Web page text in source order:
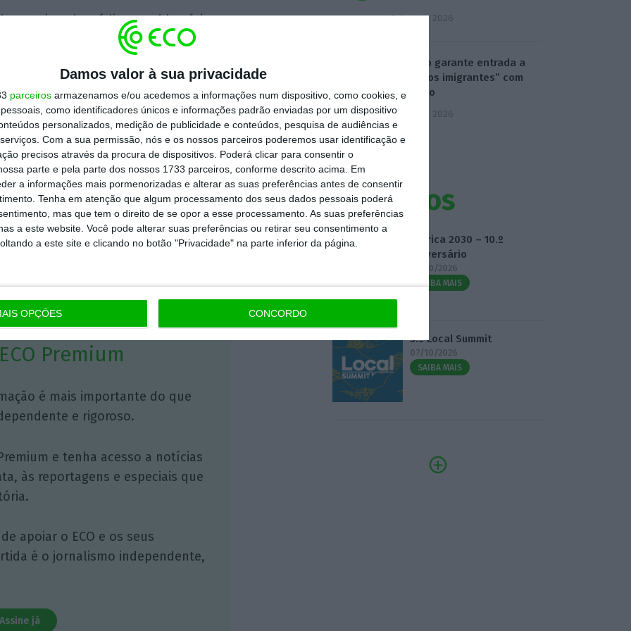
Damos valor à sua privacidade
parceiros armazenamos e/ou acedemos a informações num dispositivo, como cookies, e
como identificadores únicos e informações padrão enviadas por um dispositivo
personalizados, medição de publicidade e conteúdos, pesquisa de audiências e
Com a sua permissão, nós e os nossos parceiros poderemos usar identificação e
precisos através da procura de dispositivos. Poderá clicar para consentir o
parte e pela parte dos nossos 1733 parceiros, conforme descrito acima. Em
a informações mais pormenorizadas e alterar as suas preferências antes de consentir
Tenha em atenção que algum processamento dos seus dados pessoais poderá
mas que tem o direito de se opor a esse processamento. As suas preferências
a este website. Você pode alterar suas preferências ou retirar seu consentimento a
a este site e clicando no botão "Privacidade" na parte inferior da página.
OPÇÕES CONCORDO
carteiras de créditos problemáticos nos
processos de venda de carteiras em
sobretudo no mercado de crédito às
pretende aumentar a carteira de
ano.
pelos americanos da Lone Star e 25%
“Novo Banco” e passou a assumir-se
marcar o novo capítulo da sua vida.
Premium
é mais importante do que
e rigoroso.
e tenha acesso a notícias
às reportagens e especiais que
apoiar o ECO e os seus
é o jornalismo independente,
Assine já
5 Agosto 2026
Ministro garante entrada a
“todos os imigrantes” com
emprego
5 Agosto 2026
Eventos
Fábrica 2030 – 10.º
Aniversário
14/10/2026
SAIBA MAIS
3.º Local Summit
07/10/2026
SAIBA MAIS